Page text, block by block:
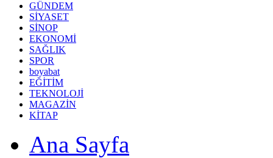
GÜNDEM
SİYASET
SİNOP
EKONOMİ
SAĞLIK
SPOR
boyabat
EĞİTİM
TEKNOLOJİ
MAGAZİN
KİTAP
Ana Sayfa